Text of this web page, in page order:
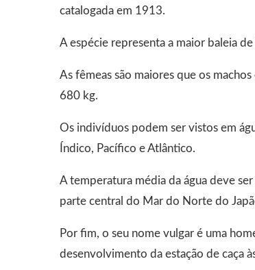
catalogada em 1913.
A espécie representa a maior baleia
As fêmeas são maiores que os
680 kg.
Os indivíduos podem ser vistos em
Índico, Pacífico e Atlântico.
A temperatura média da água deve
parte central do Mar do Norte do
Por fim, o seu nome vulgar é uma
desenvolvimento da estação de caça